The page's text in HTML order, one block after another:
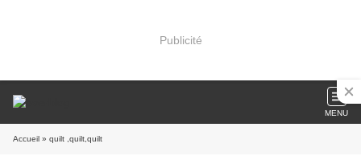
Publicité
MENU
Accueil » quilt ,quilt,quilt